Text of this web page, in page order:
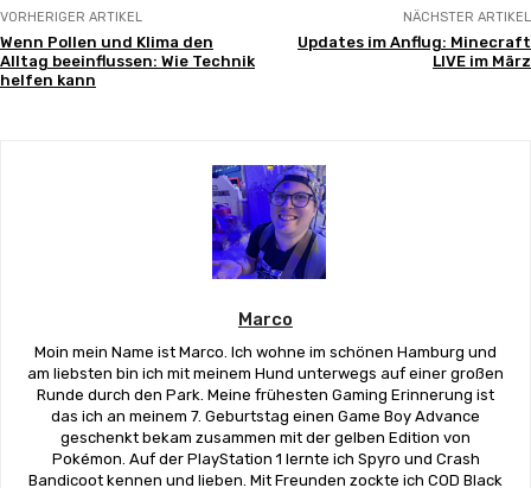
VORHERIGER ARTIKEL
Wenn Pollen und Klima den
Alltag beeinflussen: Wie Technik
helfen kann
NÄCHSTER ARTIKEL
Updates im Anflug: Minecraft
LIVE im März
Marco
Moin mein Name ist Marco. Ich wohne im schönen Hamburg und
am liebsten bin ich mit meinem Hund unterwegs auf einer großen
Runde durch den Park. Meine frühesten Gaming Erinnerung ist
das ich an meinem 7. Geburtstag einen Game Boy Advance
geschenkt bekam zusammen mit der gelben Edition von
Pokémon. Auf der PlayStation 1 lernte ich Spyro und Crash
Bandicoot kennen und lieben. Mit Freunden zockte ich COD Black